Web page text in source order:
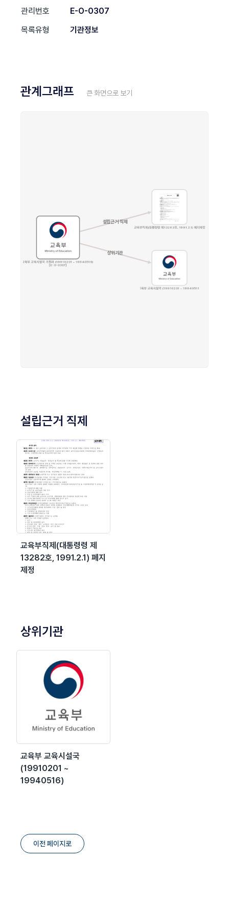
관리번호
E-O-0307
목록유형
기관정보
관계그래프 큰 화면으로 보기
설립근거 직제
교육부직제(대통령령 제
13282호, 1991.2.1) 폐지
제정
상위기관
교육부 교육시설국
(19910201 ~
19940516)
이전 페이지로